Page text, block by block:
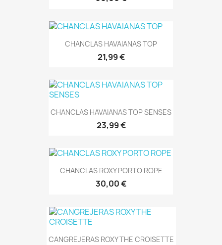
CHANCLAS HAVAIANAS TOP
21,99 €
CHANCLAS HAVAIANAS TOP SENSES
23,99 €
CHANCLAS ROXY PORTO ROPE
30,00 €
CANGREJERAS ROXY THE CROISETTE